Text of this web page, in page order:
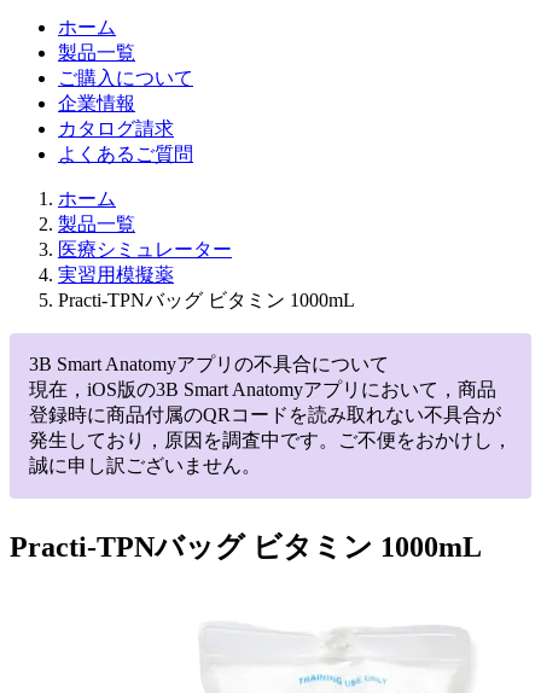
ホーム
製品一覧
ご購入について
企業情報
カタログ請求
よくあるご質問
ホーム
製品一覧
医療シミュレーター
実習用模擬薬
Practi-TPNバッグ ビタミン 1000mL
3B Smart Anatomyアプリの不具合について
現在，iOS版の3B Smart Anatomyアプリにおいて，商品
登録時に商品付属のQRコードを読み取れない不具合が
発生しており，原因を調査中です。ご不便をおかけし，
誠に申し訳ございません。
Practi-TPNバッグ ビタミン 1000mL